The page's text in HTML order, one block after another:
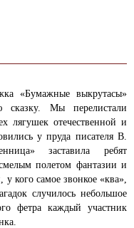
«Бумажные выкрутасы»
Мы перелистали
лягушек отечественной и
у пруда писателя В.
заставила ребят
полетом фантазии и
кого самое звонкое «ква»,
случилось небольшое
фетра каждый участник